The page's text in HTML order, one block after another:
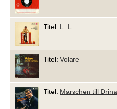
Titel: L. L.
Titel: Volare
Titel: Marschen till Drina